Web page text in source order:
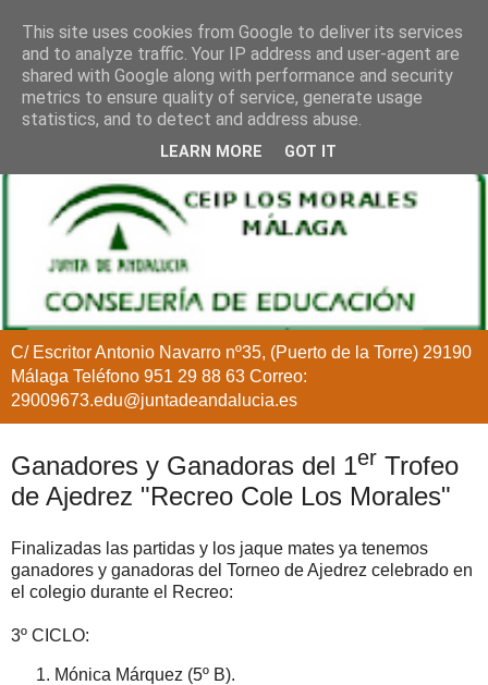
C/ Escritor Antonio Navarro nº35, (Puerto de la Torre) 29190
Málaga Teléfono 951 29 88 63 Correo:
29009673.edu@juntadeandalucia.es
Ganadores y Ganadoras del 1er Trofeo
de Ajedrez "Recreo Cole Los Morales"
Finalizadas las partidas y los jaque mates ya tenemos
ganadores y ganadoras del Torneo de Ajedrez celebrado en
el colegio durante el Recreo:
3º CICLO:
Mónica Márquez (5º B).
This site uses cookies from Google to deliver its services
and to analyze traffic. Your IP address and user-agent are
shared with Google along with performance and security
metrics to ensure quality of service, generate usage
statistics, and to detect and address abuse.
LEARN MORE GOT IT